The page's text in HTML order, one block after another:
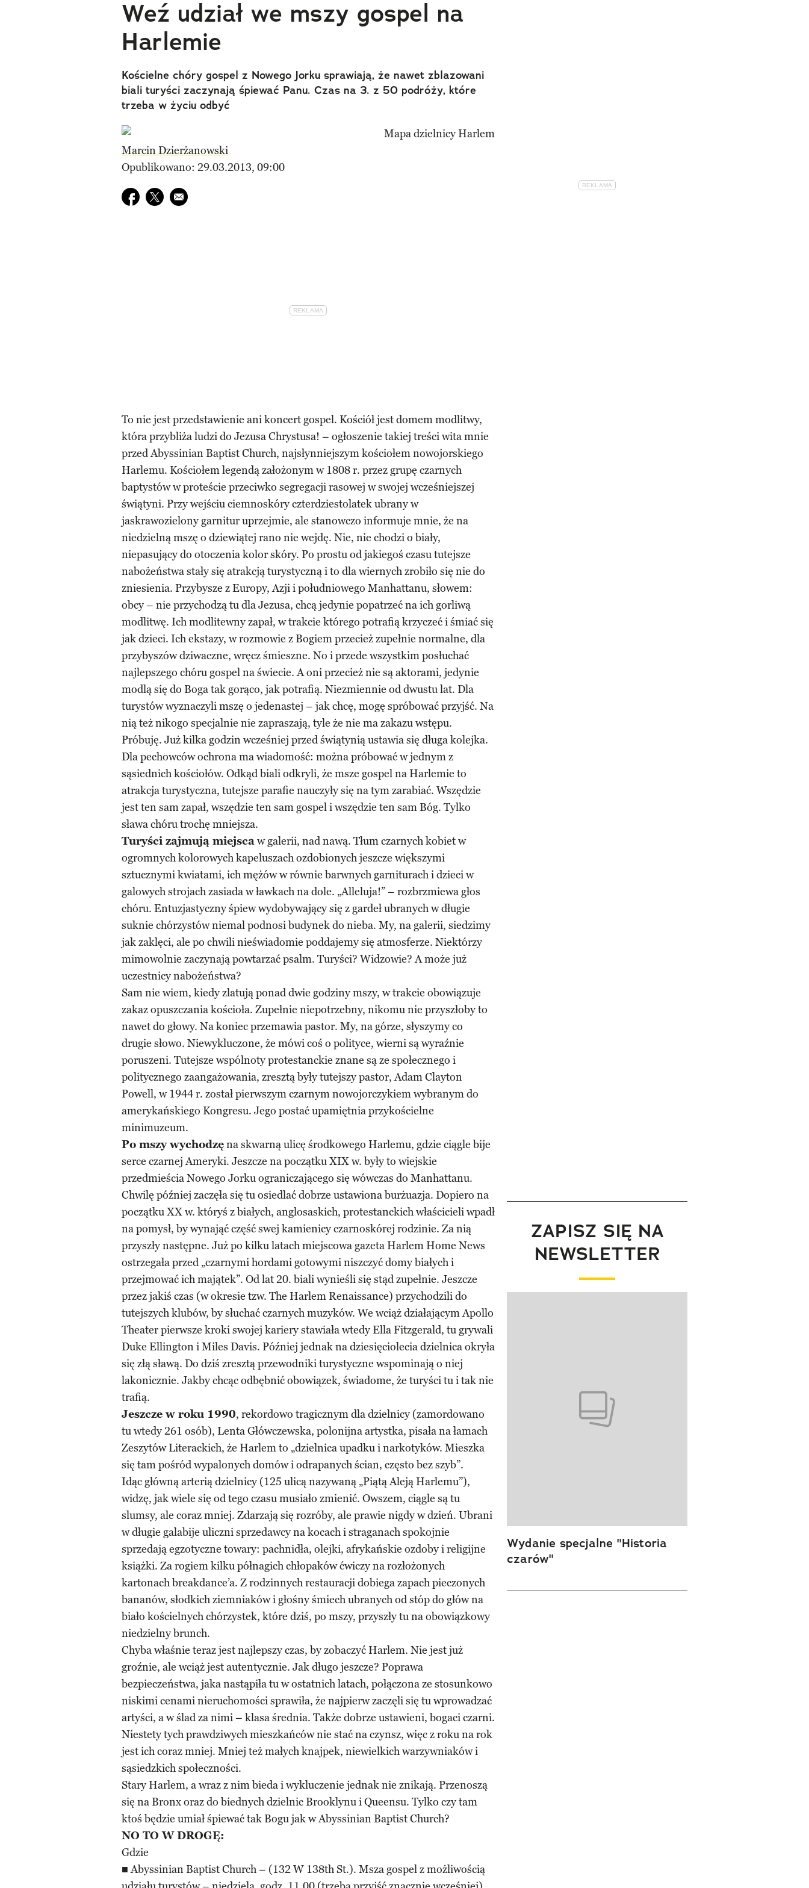
Weź udział we mszy gospel na
Harlemie
Kościelne chóry gospel z Nowego Jorku sprawiają, że nawet zblazowani
biali turyści zaczynają śpiewać Panu. Czas na 3. z 50 podróży, które
trzeba w życiu odbyć
Marcin Dzierżanowski
Opublikowano: 29.03.2013, 09:00
Udostępnij na facebook
Udostępnij na twitter
E-mail do przyjaciela
To nie jest przedstawienie ani koncert gospel. Kościół jest domem modlitwy,
która przybliża ludzi do Jezusa Chrystusa! – ogłoszenie takiej treści wita mnie
przed Abyssinian Baptist Church, najsłynniejszym kościołem nowojorskiego
Harlemu. Kościołem legendą założonym w 1808 r. przez grupę czarnych
baptystów w proteście przeciwko segregacji rasowej w swojej wcześniejszej
świątyni. Przy wejściu ciemnoskóry czterdziestolatek ubrany w
jaskrawozielony garnitur uprzejmie, ale stanowczo informuje mnie, że na
niedzielną mszę o dziewiątej rano nie wejdę. Nie, nie chodzi o biały,
niepasujący do otoczenia kolor skóry. Po prostu od jakiegoś czasu tutejsze
nabożeństwa stały się atrakcją turystyczną i to dla wiernych zrobiło się nie do
zniesienia. Przybysze z Europy, Azji i południowego Manhattanu, słowem:
obcy – nie przychodzą tu dla Jezusa, chcą jedynie popatrzeć na ich gorliwą
modlitwę. Ich modlitewny zapał, w trakcie którego potrafią krzyczeć i śmiać się
jak dzieci. Ich ekstazy, w rozmowie z Bogiem przecież zupełnie normalne, dla
przybyszów dziwaczne, wręcz śmieszne. No i przede wszystkim posłuchać
najlepszego chóru gospel na świecie. A oni przecież nie są aktorami, jedynie
modlą się do Boga tak gorąco, jak potrafią. Niezmiennie od dwustu lat. Dla
turystów wyznaczyli mszę o jedenastej – jak chcę, mogę spróbować przyjść. Na
nią też nikogo specjalnie nie zapraszają, tyle że nie ma zakazu wstępu.
Próbuję. Już kilka godzin wcześniej przed świątynią ustawia się długa kolejka.
Dla pechowców ochrona ma wiadomość: można próbować w jednym z
sąsiednich kościołów. Odkąd biali odkryli, że msze gospel na Harlemie to
atrakcja turystyczna, tutejsze parafie nauczyły się na tym zarabiać. Wszędzie
jest ten sam zapał, wszędzie ten sam gospel i wszędzie ten sam Bóg. Tylko
sława chóru trochę mniejsza.
Turyści zajmują miejscaw galerii, nad nawą. Tłum czarnych kobiet w
ogromnych kolorowych kapeluszach ozdobionych jeszcze większymi
sztucznymi kwiatami, ich mężów w równie barwnych garniturach i dzieci w
galowych strojach zasiada w ławkach na dole. „Alleluja!” – rozbrzmiewa głos
chóru. Entuzjastyczny śpiew wydobywający się z gardeł ubranych w długie
suknie chórzystów niemal podnosi budynek do nieba. My, na galerii, siedzimy
jak zaklęci, ale po chwili nieświadomie poddajemy się atmosferze. Niektórzy
mimowolnie zaczynają powtarzać psalm. Turyści? Widzowie? A może już
uczestnicy nabożeństwa?
Sam nie wiem, kiedy zlatują ponad dwie godziny mszy, w trakcie obowiązuje
zakaz opuszczania kościoła. Zupełnie niepotrzebny, nikomu nie przyszłoby to
nawet do głowy. Na koniec przemawia pastor. My, na górze, słyszymy co
drugie słowo. Niewykluczone, że mówi coś o polityce, wierni są wyraźnie
poruszeni. Tutejsze wspólnoty protestanckie znane są ze społecznego i
politycznego zaangażowania, zresztą były tutejszy pastor, Adam Clayton
Powell, w 1944 r. został pierwszym czarnym nowojorczykiem wybranym do
amerykańskiego Kongresu. Jego postać upamiętnia przykościelne
minimuzeum.
Po mszy wychodzęna skwarną ulicę środkowego Harlemu, gdzie ciągle bije
serce czarnej Ameryki. Jeszcze na początku XIX w. były to wiejskie
przedmieścia Nowego Jorku ograniczającego się wówczas do Manhattanu.
Chwilę później zaczęła się tu osiedlać dobrze ustawiona burżuazja. Dopiero na
początku XX w. któryś z białych, anglosaskich, protestanckich właścicieli wpadł
na pomysł, by wynająć część swej kamienicy czarnoskórej rodzinie. Za nią
przyszły następne. Już po kilku latach miejscowa gazeta Harlem Home News
ostrzegała przed „czarnymi hordami gotowymi niszczyć domy białych i
przejmować ich majątek”. Od lat 20. biali wynieśli się stąd zupełnie. Jeszcze
przez jakiś czas (w okresie tzw. The Harlem Renaissance) przychodzili do
tutejszych klubów, by słuchać czarnych muzyków. We wciąż działającym Apollo
Theater pierwsze kroki swojej kariery stawiała wtedy Ella Fitzgerald, tu grywali
Duke Ellington i Miles Davis. Później jednak na dziesięciolecia dzielnica okryła
się złą sławą. Do dziś zresztą przewodniki turystyczne wspominają o niej
lakonicznie. Jakby chcąc odbębnić obowiązek, świadome, że turyści tu i tak nie
trafią.
Jeszcze w roku 1990, rekordowo tragicznym dla dzielnicy (zamordowano
tu wtedy 261 osób), Lenta Główczewska, polonijna artystka, pisała na łamach
Zeszytów Literackich, że Harlem to „dzielnica upadku i narkotyków. Mieszka
się tam pośród wypalonych domów i odrapanych ścian, często bez szyb”.
Idąc główną arterią dzielnicy (125 ulicą nazywaną „Piątą Aleją Harlemu”),
widzę, jak wiele się od tego czasu musiało zmienić. Owszem, ciągle są tu
slumsy, ale coraz mniej. Zdarzają się rozróby, ale prawie nigdy w dzień. Ubrani
w długie galabije uliczni sprzedawcy na kocach i straganach spokojnie
sprzedają egzotyczne towary: pachnidła, olejki, afrykańskie ozdoby i religijne
książki. Za rogiem kilku półnagich chłopaków ćwiczy na rozłożonych
kartonach breakdance’a. Z rodzinnych restauracji dobiega zapach pieczonych
bananów, słodkich ziemniaków i głośny śmiech ubranych od stóp do głów na
biało kościelnych chórzystek, które dziś, po mszy, przyszły tu na obowiązkowy
niedzielny brunch.
Chyba właśnie teraz jest najlepszy czas, by zobaczyć Harlem. Nie jest już
groźnie, ale wciąż jest autentycznie. Jak długo jeszcze? Poprawa
bezpieczeństwa, jaka nastąpiła tu w ostatnich latach, połączona ze stosunkowo
niskimi cenami nieruchomości sprawiła, że najpierw zaczęli się tu wprowadzać
artyści, a w ślad za nimi – klasa średnia. Także dobrze ustawieni, bogaci czarni.
Niestety tych prawdziwych mieszkańców nie stać na czynsz, więc z roku na rok
jest ich coraz mniej. Mniej też małych knajpek, niewielkich warzywniaków i
sąsiedzkich społeczności.
Stary Harlem, a wraz z nim bieda i wykluczenie jednak nie znikają. Przenoszą
się na Bronx oraz do biednych dzielnic Brooklynu i Queensu. Tylko czy tam
ktoś będzie umiał śpiewać tak Bogu jak w Abyssinian Baptist Church?
NO TO W DROGĘ:
Gdzie
■ Abyssinian Baptist Church – (132 W 138th St.). Msza gospel z możliwością
ZAPISZ SIĘ NA
NEWSLETTER
Wydanie specjalne "Historia
czarów"